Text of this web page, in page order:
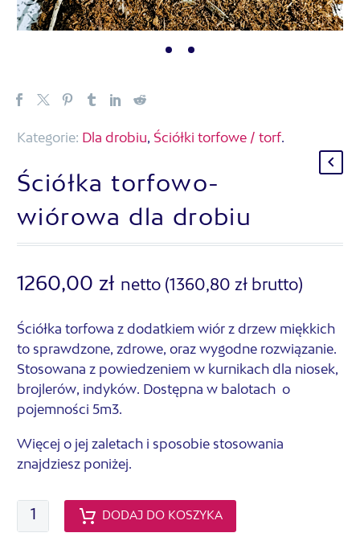
Kategorie: Dla drobiu, Ściółki torfowe / torf.
Ściółka torfowo-
wiórowa dla drobiu
1260,00 zł netto ( 1360,80 zł brutto)
Ściółka torfowa z dodatkiem wiór z drzew miękkich
to sprawdzone, zdrowe, oraz wygodne rozwiązanie.
Stosowana z powiedzeniem w kurnikach dla niosek,
brojlerów, indyków. Dostępna w balotach o
pojemności 5m3.
Więcej o jej zaletach i sposobie stosowania
znajdziesz poniżej.
ilość
Ściółka
DODAJ DO KOSZYKA